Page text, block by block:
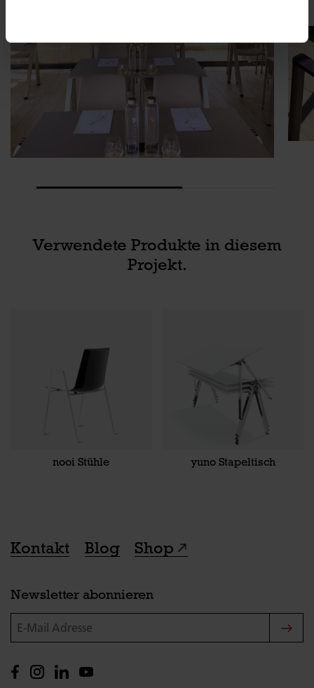
Verwendete Produkte in diesem
Projekt.
nooi Stühle yuno Stapeltisch
Kontakt Blog Shop
Newsletter abonnieren
E-Mail Adresse